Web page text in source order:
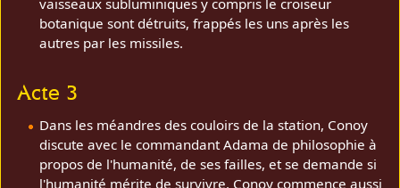
vaisseaux subluminiques y compris le croiseur
botanique sont détruits, frappés les uns après les
autres par les missiles.
Acte 3
Dans les méandres des couloirs de la station, Conoy
discute avec le commandant Adama de philosophie à
propos de l'humanité, de ses failles, et se demande si
l'humanité mérite de survivre. Conoy commence aussi